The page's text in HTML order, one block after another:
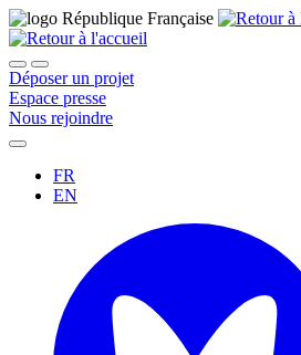
Déposer un projet
Espace presse
Nous rejoindre
FR
EN